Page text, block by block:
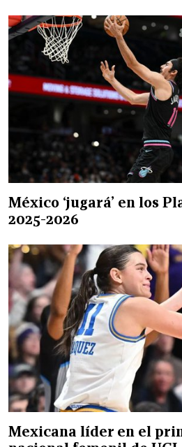
México ‘jugará’ en los
2025-2026
Mexicana líder en el